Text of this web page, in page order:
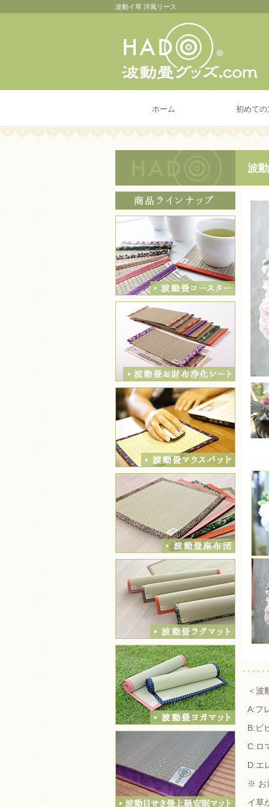
波動イ草 洋風リース
ホーム 初めての
波
＜波
A:フ
B:ビ
C:ロ
D:エ
※ お
イ草